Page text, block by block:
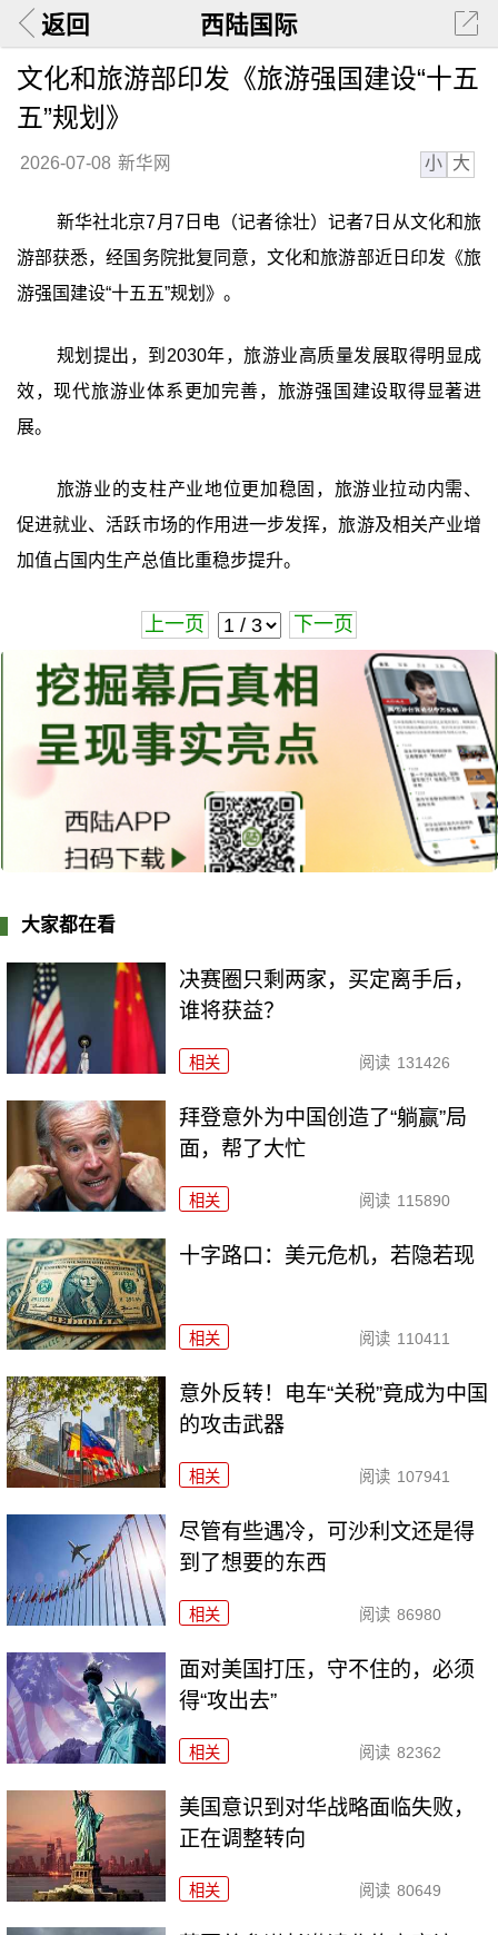
返回 西陆国际
文化和旅游部印发《旅游强国建设“十五
五”规划》
2026-07-08 新华网 小 大
新华社北京7月7日电（记者徐壮）记者7日从文化和旅
游部获悉，经国务院批复同意，文化和旅游部近日印发《旅
游强国建设“十五五”规划》。
规划提出，到2030年，旅游业高质量发展取得明显成
效，现代旅游业体系更加完善，旅游强国建设取得显著进
展。
旅游业的支柱产业地位更加稳固，旅游业拉动内需、
促进就业、活跃市场的作用进一步发挥，旅游及相关产业增
加值占国内生产总值比重稳步提升。
上一页 下一页
大家都在看
决赛圈只剩两家，买定离手后，
谁将获益？
相关 阅读 131426
拜登意外为中国创造了“躺赢”局
面，帮了大忙
相关 阅读 115890
十字路口：美元危机，若隐若现
相关 阅读 110411
意外反转！电车“关税”竟成为中国
的攻击武器
相关 阅读 107941
尽管有些遇冷，可沙利文还是得
到了想要的东西
相关 阅读 86980
面对美国打压，守不住的，必须
得“攻出去”
相关 阅读 82362
美国意识到对华战略面临失败，
正在调整转向
相关 阅读 80649